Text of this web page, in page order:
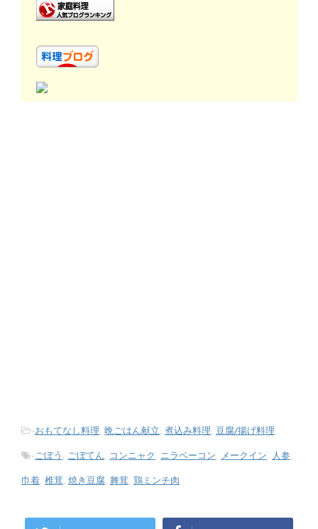
-おもてなし料理, 晩ごはん献立, 煮込み料理, 豆腐/揚げ料理
-ごぼう , ごぼてん, コンニャク, ニラベーコン, メークイン, 人参,
巾着, 椎茸, 焼き豆腐, 舞茸, 鶏ミンチ肉